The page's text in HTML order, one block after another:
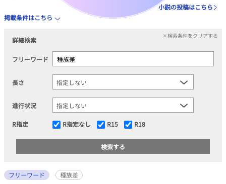
小説の投稿はこちら
掲載条件はこちら
詳細検索
×検索条件をクリアする
フリーワード
長さ
進行状況
R指定 R指定なし R15 R18
フリーワード
種族差